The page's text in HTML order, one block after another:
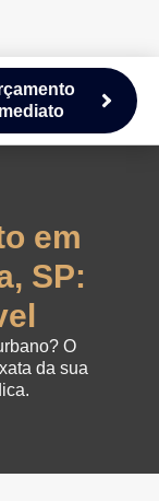
Imediato
em
SP:
O
da sua